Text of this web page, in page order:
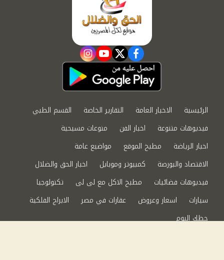
facebook
twitter
youtube
instagram
الرئيسية الاخبار العامة التقارير الخاصة
القسم الطبي
فيديوهات متنوعة
اخبار الفن
منوعات مسيحية
اخبار الرياضة
مطبخ الموقع
مواضيع عامة
الاقتصاد والبورصة
كمبيوتر وموبايل
اخبار الحق والضلال
فيديوهات فضائيات
مطبخ الاكل مع لى لى
تكنولوجيا
سيارات
اسعار وعروض عقارات في مصر
الابراج الفلكية
حظك اليوم